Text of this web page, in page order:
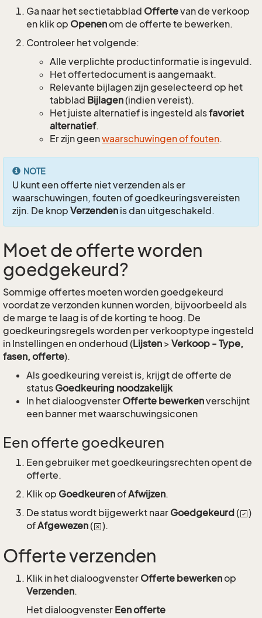
Ga naar het sectietabblad Offertevan de verkoop
en klik op Openenom de offerte te bewerken.
Controleer het volgende:
Alle verplichte productinformatie is ingevuld.
Het offertedocument is aangemaakt.
Relevante bijlagen zijn geselecteerd op het
tabblad Bijlagen(indien vereist).
Het juiste alternatief is ingesteld alsfavoriet
alternatief.
Er zijn geenwaarschuwingen of fouten.
NOTE
U kunt een offerte niet verzenden als er
waarschuwingen, fouten of goedkeuringsvereisten
zijn. De knop Verzenden is dan uitgeschakeld.
Moet de offerte worden
goedgekeurd?
Sommige offertes moeten worden goedgekeurd
voordat ze verzonden kunnen worden, bijvoorbeeld als
de marge te laag is of de korting te hoog. De
goedkeuringsregels worden per verkooptype ingesteld
in Instellingen en onderhoud (Lijsten > Verkoop - Type,
fasen, offerte).
Als goedkeuring vereist is, krijgt de offerte de
status Goedkeuring noodzakelijk
In het dialoogvenster Offerte bewerkenverschijnt
een banner met waarschuwingsiconen
Een offerte goedkeuren
Een gebruiker met goedkeuringsrechten opent de
offerte.
Klik op GoedkeurenofAfwijzen.
De status wordt bijgewerkt naar Goedgekeurd (
)
ofAfgewezen( ).
Offerte verzenden
Klik in het dialoogvenster Offerte bewerkenop
Verzenden.
Het dialoogvenster Een offerte